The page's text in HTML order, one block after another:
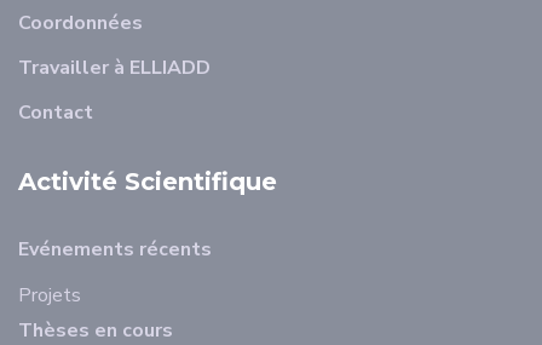
Coordonnées
Travailler à ELLIADD
Contact
Activité Scientifique
Evénements récents
Projets
Thèses en cours